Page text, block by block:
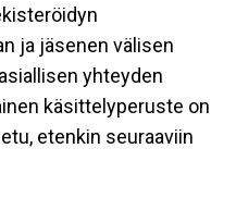
ja jäsenen välisen
yhteyden
käsittelyperuste on
etenkin seuraaviin